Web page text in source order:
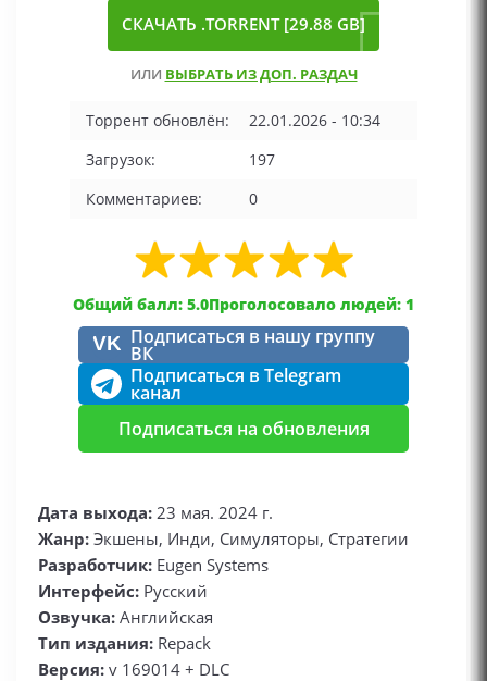
СКАЧАТЬ .TORRENT [29.88 GB]
ИЛИ ВЫБРАТЬ ИЗ ДОП. РАЗДАЧ
Торрент обновлён:
22.01.2026 - 10:34
Загрузок:
197
Комментариев:
0
Общий балл: 5.0Проголосовало людей: 1
VK Подписаться в нашу группу
ВК
Подписаться в Telegram
канал
Подписаться на обновления
Дата выхода: 23 мая. 2024 г.
Жанр: Экшены, Инди, Симуляторы, Стратегии
Разработчик: Eugen Systems
Интерфейс: Русский
Озвучка: Английская
Тип издания: Repack
Версия: v 169014 + DLC